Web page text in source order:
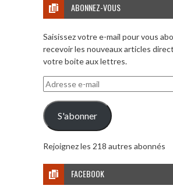
ABONNEZ-VOUS
Saisissez votre e-mail pour vous
recevoir les nouveaux articles
votre boite aux lettres.
Adresse
e-
mail
S'abonner
Rejoignez les 218 autres abonnés
FACEBOOK